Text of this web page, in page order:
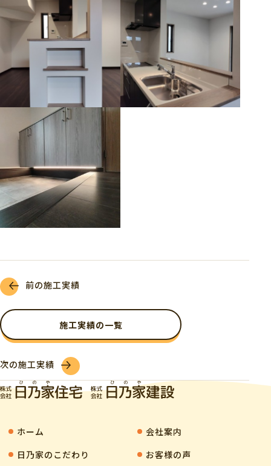
前の施工実績
施工実績の一覧
次の施工実績
ホーム
⽇乃家のこだわり
会社案内
お客様の声